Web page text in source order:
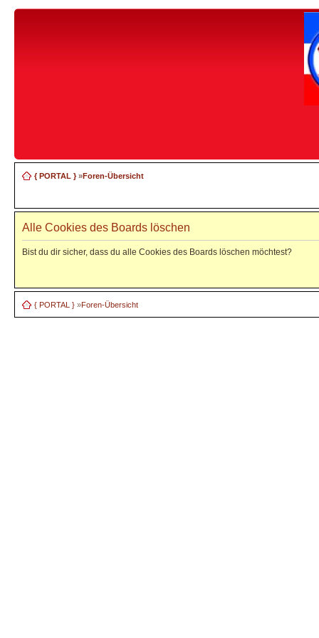
{ PORTAL }»Foren-Übersicht
Alle Cookies des Boards löschen
Bist du dir sicher, dass du alle Cookies des Boards löschen möchtest?
{ PORTAL } »Foren-Übersicht